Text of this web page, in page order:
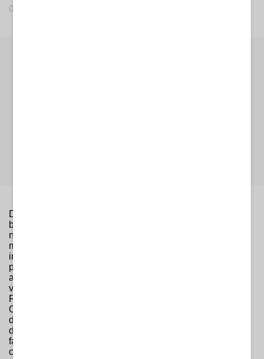
03 DIC 2021
Doccia fredda sulla variante Omicron del Covid e sulla
bontà dei vaccini già in commercio per contrastare la
nuova mutazione del coronavirus. A parlare è Ugur Sahin,
medico e fondatore dell’azienda tedesca BioNtech, che
insieme a Pfizer ha sviluppato il vaccino a mRna, quello
più usato in tutto il mondo: “Credo che a un certo punto
avremo bisogno di un nuovo vaccino contro questa nuova
variante. Mi aspetto che - ha detto Sahin alla conferenza
Reuters Next, secondo il reportage di Handelsblatt -
Omicron sia in grado di infettare persone vaccinate”. Tali
dichiarazioni si avvicinano quindi a quelle
dell’amministratore delegato di Moderna, altra azienda
farmaceutica che produce vaccini, che aveva dichiarato
che “contro la variante Omicron c’è un calo sostanziale